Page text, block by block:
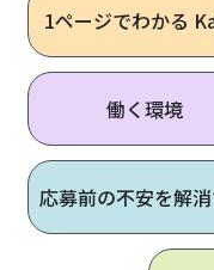
1ページでわかる
働く環境
応募前の不安を解